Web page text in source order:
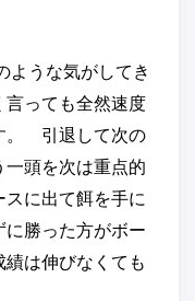
ような気がしてき
言っても全然速度
。 引退して次の
頭を次は重点的
に出て餌を手に
に勝った方がボー
は伸びなくても